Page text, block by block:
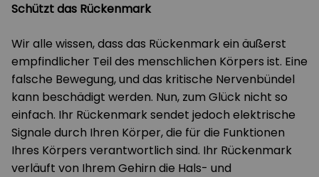
Schützt das Rückenmark
Wir alle wissen, dass das Rückenmark ein äußerst
empfindlicher Teil des menschlichen Körpers ist. Eine
falsche Bewegung, und das kritische Nervenbündel
kann beschädigt werden. Nun, zum Glück nicht so
einfach. Ihr Rückenmark sendet jedoch elektrische
Signale durch Ihren Körper, die für die Funktionen
Ihres Körpers verantwortlich sind. Ihr Rückenmark
verläuft von Ihrem Gehirn die Hals- und